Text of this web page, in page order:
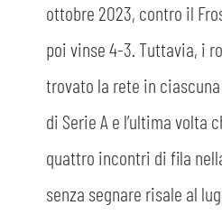
ottobre 2023, contro il
poi vinse 4-3. Tuttavia, i
trovato la rete in
di Serie A e l’ultima volta
quattro incontri di fila
senza segnare risale al